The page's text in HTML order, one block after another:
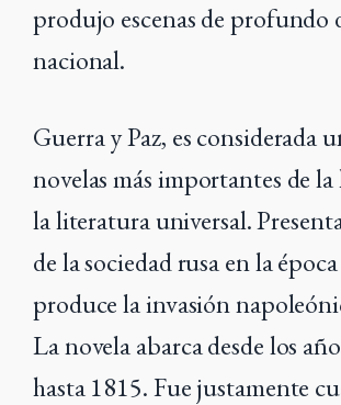
produjo escenas de profundo
nacional.
Guerra y Paz, es considerada
novelas más importantes de
la literatura universal.
de la sociedad rusa en la
produce la invasión
La novela abarca desde los
hasta 1815. Fue justamente